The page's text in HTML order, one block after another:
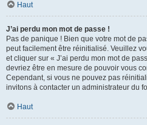
Haut
J’ai perdu mon mot de passe !
Pas de panique ! Bien que votre mot de
peut facilement être réinitialisé. Veuillez
et cliquer sur « J’ai perdu mon mot de
devriez être en mesure de pouvoir vous
Cependant, si vous ne pouvez pas
invitons à contacter un administrateur du
Haut